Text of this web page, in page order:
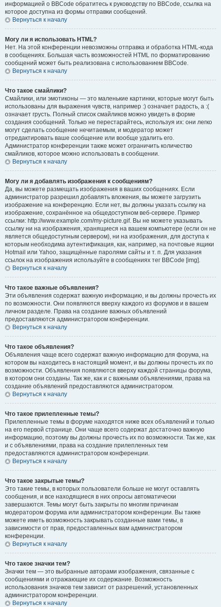
информацией о BBCode обратитесь к руководству по BBCode, ссылка на
которое доступна из формы отправки сообщений.
Вернуться к началу
Могу ли я использовать HTML?
Нет. На этой конференции невозможны отправка и обработка HTML-кода
в сообщениях. Большая часть возможностей HTML по форматированию
сообщений может быть реализована с использованием BBCode.
Вернуться к началу
Что такое смайлики?
Смайлики, или эмотиконы — это маленькие картинки, которые могут быть
использованы для выражения чувств, например :) означает радость, а :(
означает грусть. Полный список смайликов можно увидеть в форме
создания сообщений. Только не перестарайтесь, используя их: они легко
могут сделать сообщение нечитаемым, и модератор может
отредактировать ваше сообщение или вообще удалить его.
Администратор конференции также может ограничить количество
смайликов, которое можно использовать в сообщении.
Вернуться к началу
Могу ли я добавлять изображения к сообщениям?
Да, вы можете размещать изображения в ваших сообщениях. Если
администратор разрешил добавлять вложения, вы можете загрузить
изображение на конференцию. Если нет, вы должны указать ссылку на
изображение, сохранённое на общедоступном веб-сервере. Пример
ссылки: http://www.example.com/my-picture.gif. Вы не можете указывать
ссылку ни на изображения, хранящиеся на вашем компьютере (если он не
является общедоступным сервером), ни на изображения, для доступа к
которым необходима аутентификация, как, например, на почтовые ящики
Hotmail или Yahoo, защищённые паролями сайты и т. п. Для указания
ссылок на изображения используйте в сообщениях тег BBCode [img].
Вернуться к началу
Что такое важные объявления?
Эти объявления содержат важную информацию, и вы должны прочесть их
по возможности. Они появляются вверху каждого из форумов и в вашем
личном разделе. Права на создание важных объявлений
предоставляются администратором конференции.
Вернуться к началу
Что такое объявления?
Объявления чаще всего содержат важную информацию для форума, на
котором вы находитесь в настоящий момент, и вы должны прочесть их по
возможности. Объявления появляются вверху каждой страницы форума,
в котором они созданы. Так же, как и с важными объявлениями, права на
создание объявлений предоставляются администратором.
Вернуться к началу
Что такое прилепленные темы?
Прилепленные темы в форуме находятся ниже всех объявлений и только
на его первой странице. Они чаще всего содержат достаточно важную
информацию, поэтому вы должны прочесть их по возможности. Так же, как
и с объявлениями, права на создание прилепленных тем
предоставляются администратором конференции.
Вернуться к началу
Что такое закрытые темы?
Это такие темы, в которых пользователи больше не могут оставлять
сообщения, и все находящиеся в них опросы автоматически
завершаются. Темы могут быть закрыты по многим причинам
модератором форума или администратором конференции. Вы также
можете иметь возможность закрывать созданные вами темы, в
зависимости от прав, предоставленных вам администратором
конференции.
Вернуться к началу
Что такое значки тем?
Значки тем — это выбранные авторами изображения, связанные с
сообщениями и отражающие их содержание. Возможность
использования значков тем зависит от разрешений, установленных
администратором конференции.
Вернуться к началу